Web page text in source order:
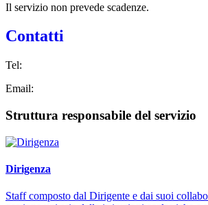
Il servizio non prevede scadenze.
Contatti
Tel:
Email:
Struttura responsabile del servizio
Dirigenza
Staff composto dal Dirigente e dai suoi